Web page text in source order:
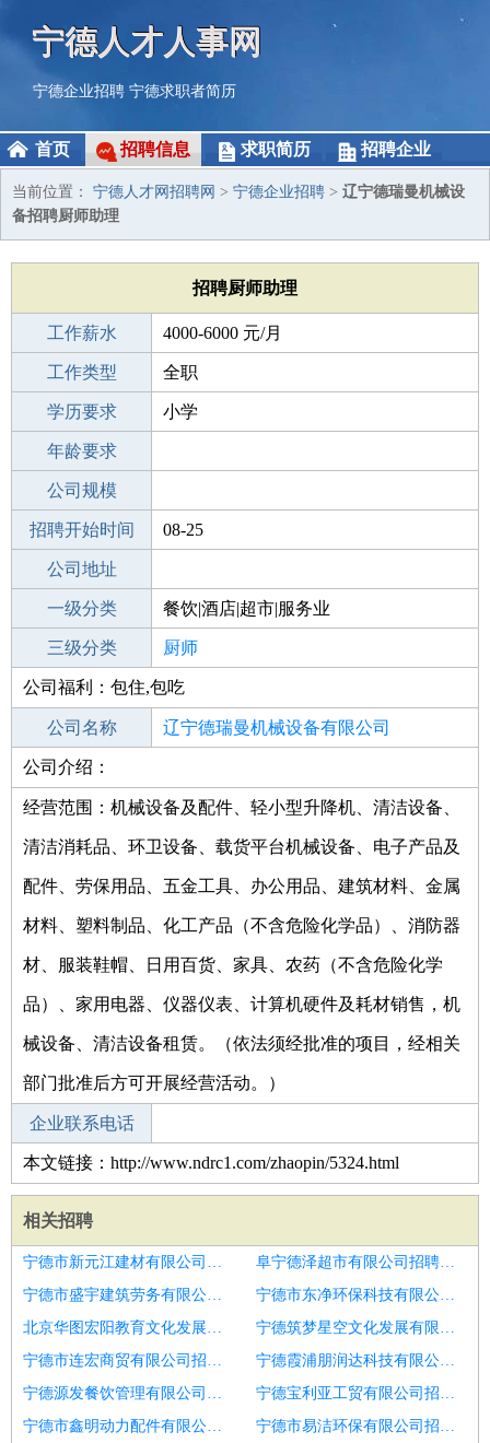
宁德人才人事网
宁德企业招聘 宁德求职者简历
首页 招聘信息 求职简历 招聘企业
当前位置： 宁德人才网招聘网 > 宁德企业招聘 > 辽宁德瑞曼机械设
备招聘厨师助理
招聘厨师助理
工作薪水 4000-6000 元/月
招聘人数 2人
工作类型 全职
性别要求 -
学历要求 小学
工作经验
年龄要求
工作地点
公司规模
公司电话
招聘开始时间 08-25
招聘结束时间
公司地址
一级分类 餐饮|酒店|超市|服务业
二级分类 餐饮
三级分类 厨师
其他行业 烧烤
公司福利：包住,包吃
公司名称 辽宁德瑞曼机械设备有限公司
公司类型
公司介绍：
经营范围：机械设备及配件、轻小型升降机、清洁设备、
清洁消耗品、环卫设备、载货平台机械设备、电子产品及
配件、劳保用品、五金工具、办公用品、建筑材料、金属
材料、塑料制品、化工产品（不含危险化学品）、消防器
材、服装鞋帽、日用百货、家具、农药（不含危险化学
品）、家用电器、仪器仪表、计算机硬件及耗材销售，机
械设备、清洁设备租赁。（依法须经批准的项目，经相关
部门批准后方可开展经营活动。）
企业联系电话
本文链接：http://www.ndrc1.com/zhaopin/5324.html
相关招聘
宁德市新元江建材有限公司招聘厨师助理
阜宁德泽超市有限公司招聘日式厨师
宁德市盛宇建筑劳务有限公司招聘包吃住招厨师待遇好
宁德市东净环保科技有限公司招聘厨师
北京华图宏阳教育文化发展股份有限公司宁德分公司招聘招聘厨师
宁德筑梦星空文化发展有限公司招聘急招厨师
宁德市连宏商贸有限公司招聘急招厨师待遇好
宁德霞浦朋润达科技有限公司招聘食堂厨师
宁德源发餐饮管理有限公司招聘厨师
宁德宝利亚工贸有限公司招聘厨师
宁德市鑫明动力配件有限公司招聘随船厨师
宁德市易洁环保有限公司招聘企业招大锅饭厨师九千保底